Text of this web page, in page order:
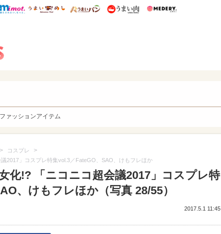
レぴあ総研 ディズニー特集
mimot. うまいめし うまいパン うまい肉
ファッションアイテム
> コスプレ >
2017」コスプレ特集vol.3／FateGO、SAO、けもフレほか
化!? 「ニコニコ超会議2017」コスプレ特
、けもフレほか（写真 28/55）
2017.5.1 11:45